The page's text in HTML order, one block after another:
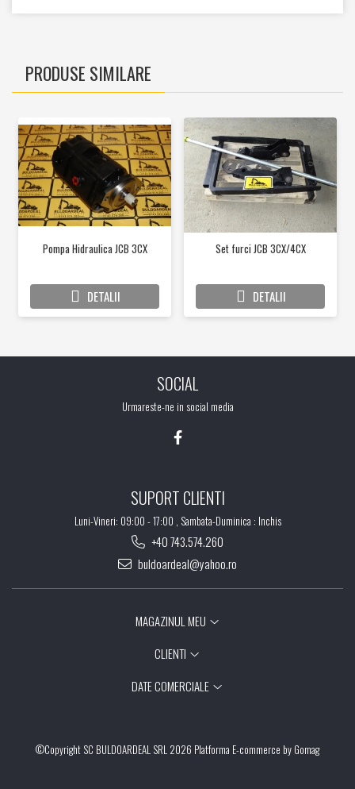
Altele
PRODUSE SIMILARE
Pompa Hidraulica JCB 3CX
DETALII
Set furci JCB 3CX/4CX
DETALII
SOCIAL
Urmareste-ne in social media
SUPORT CLIENTI
Luni-Vineri: 09:00 - 17:00 , Sambata-Duminica : Inchis
+40 743.574.260
buldoardeal@yahoo.ro
MAGAZINUL MEU
CLIENTI
DATE COMERCIALE
©Copyright SC BULDOARDEAL SRL 2026 Platforma E-commerce by Gomag